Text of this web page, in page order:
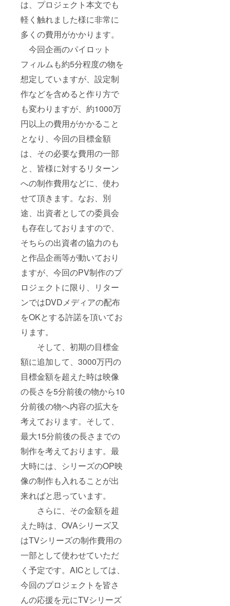
は、プロジェクト本文でも
軽く触れました様に非常に
多くの費用がかかります。
今回企画のパイロット
フィルムも約5分程度の物を
想定していますが、設定制
作などを含めると作り方で
も変わりますが、約1000万
円以上の費用がかかること
となり、今回の目標金額
は、その必要な費用の一部
と、皆様に対するリターン
への制作費用などに、使わ
せて頂きます。なお、別
途、出資者としての委員会
も存在しておりますので、
そちらの出資者の協力のも
と作品企画等が動いており
ますが、今回のPV制作のプ
ロジェクトに限り、リター
ンではDVDメディアの配布
をOKとする許諾を頂いてお
ります。
そして、初期の目標金
額に追加して、3000万円の
目標金額を超えた時は映像
の長さを5分前後の物から10
分前後の物へ内容の拡大を
考えております。そして、
最大15分前後の長さまでの
制作を考えております。最
大時には、シリーズのOP映
像の制作も入れることが出
来ればと思っています。
さらに、その金額を超
えた時は、OVAシリーズ又
はTVシリーズの制作費用の
一部として使わせていただ
く予定です。AICとしては、
今回のプロジェクトを皆さ
んの応援を元にTVシリーズ